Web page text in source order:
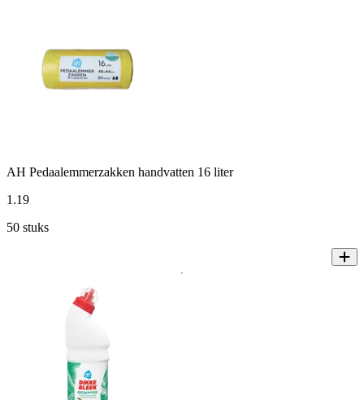
AH Pedaalemmerzakken handvatten 16 liter
1 .19
50 stuks